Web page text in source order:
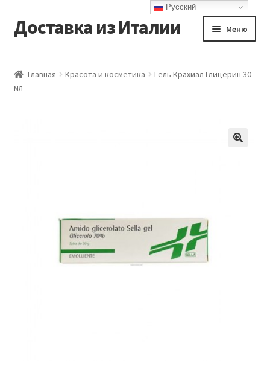
Перейти
к
Перейти
к
Доставка из Италии Меню
Доставка
Оформление заказа
Главная Красота и косметика
Гель Крахмал Глицерин 30
мл
Русский